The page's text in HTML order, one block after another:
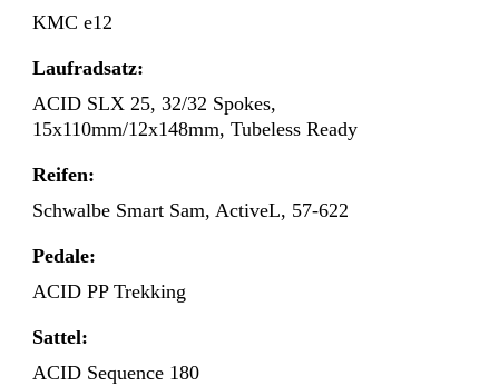
KMC e12
Laufradsatz:
ACID SLX 25, 32/32 Spokes,
15x110mm/12x148mm, Tubeless Ready
Reifen:
Schwalbe Smart Sam, ActiveL, 57-622
Pedale:
ACID PP Trekking
Sattel:
ACID Sequence 180